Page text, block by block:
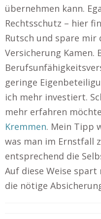
übernehmen kann.
Rechtsschutz – hier
Rutsch und spare mir
Versicherung Kamen.
geringe
ich mehr investiert.
mehr erfahren
Kremmen. Mein Tipp
was man im Ernstfall
entsprechend die
Auf diese Weise
die nötige